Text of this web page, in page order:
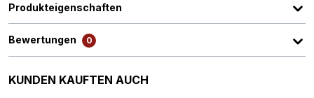
Produkteigenschaften
Bewertungen 0
Produktgalerie überspringen
KUNDEN KAUFTEN AUCH